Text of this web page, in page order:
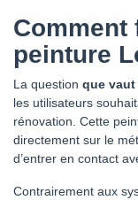
Comment
peinture
La question que
les utilisateurs
rénovation. Cette
directement sur le
d’entrer en contact
Contrairement aux